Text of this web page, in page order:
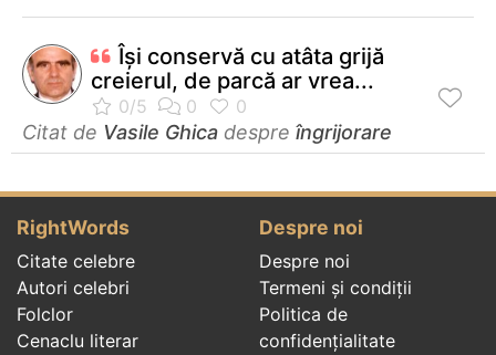
Îşi conservă cu atâta grijă
creierul, de parcă ar vrea...
Citat de Vasile Ghica despre îngrijorare
RightWords
Citate celebre
Autori celebri
Folclor
Cenaclu literar
Despre noi
Despre noi
Termeni și condiții
Politica de
confidenţialitate